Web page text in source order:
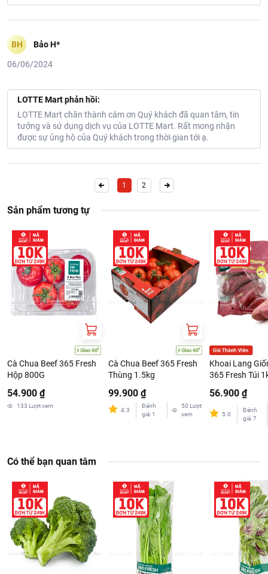
BH Bảo H*
06/06/2024
LOTTE Mart phản hồi:
LOTTE Mart chân thành cám ơn Quý khách đã quan tâm, tin
tưởng và sử dụng dịch vụ của LOTTE Mart. Rất mong nhận
được sự ủng hộ của Quý khách trong thời gian tới ạ.
1 2
Sản phẩm tương tự
Cà Chua Beef 365 Fresh
Hộp 800G
54.900 ₫
133 Lượt xem
Cà Chua Beef 365 Fresh
Thùng 1.5kg
99.900 ₫
4.3
Đánh
giá: 1
50 Lượt
xem
Khoai Lang
365 Fresh Túi
56.900 ₫
5.0
Đánh
giá:7
Có thể bạn quan tâm